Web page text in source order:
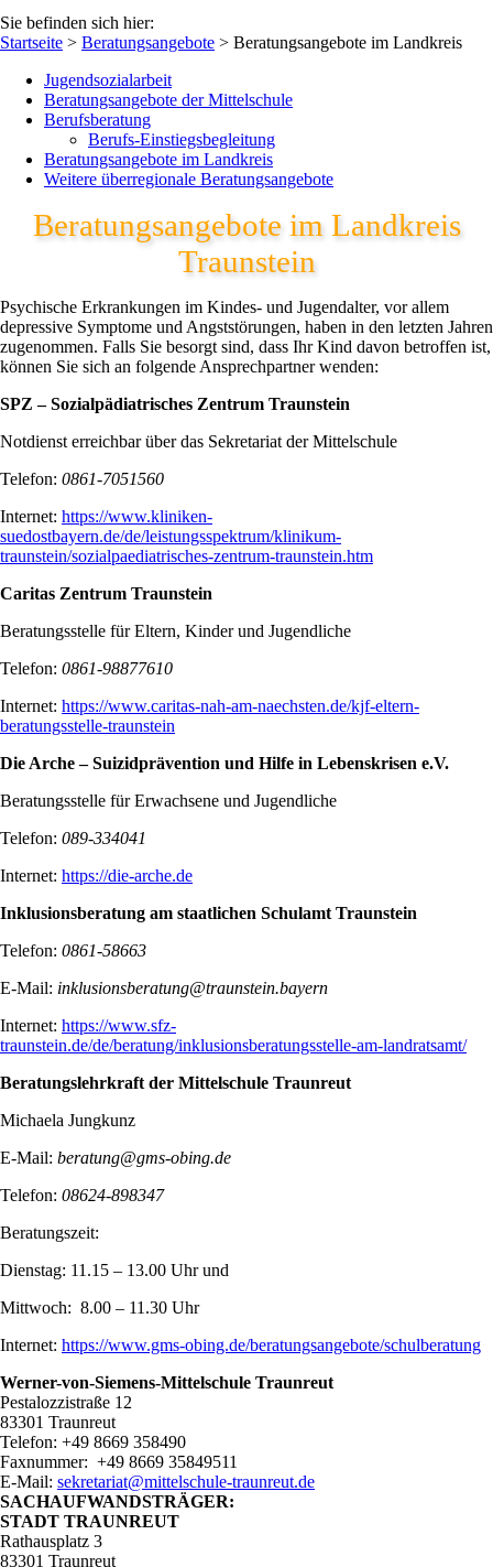
Sie befinden sich hier:
Startseite > Beratungsangebote > Beratungsangebote im Landkreis
Jugendsozialarbeit
Beratungsangebote der Mittelschule
Berufsberatung
Berufs-Einstiegsbegleitung
Beratungsangebote im Landkreis
Weitere überregionale Beratungsangebote
Beratungsangebote im Landkreis
Traunstein
Psychische Erkrankungen im Kindes- und Jugendalter, vor allem
depressive Symptome und Angststörungen, haben in den letzten Jahren
zugenommen. Falls Sie besorgt sind, dass Ihr Kind davon betroffen ist,
können Sie sich an folgende Ansprechpartner wenden:
SPZ – Sozialpädiatrisches Zentrum Traunstein
Notdienst erreichbar über das Sekretariat der Mittelschule
Telefon: 0861-7051560
Internet: https://www.kliniken-
suedostbayern.de/de/leistungsspektrum/klinikum-
traunstein/sozialpaediatrisches-zentrum-traunstein.htm
Caritas Zentrum Traunstein
Beratungsstelle für Eltern, Kinder und Jugendliche
Telefon: 0861-98877610
Internet: https://www.caritas-nah-am-naechsten.de/kjf-eltern-
beratungsstelle-traunstein
Die Arche – Suizidprävention und Hilfe in Lebenskrisen e.V.
Beratungsstelle für Erwachsene und Jugendliche
Telefon: 089-334041
Internet: https://die-arche.de
Inklusionsberatung am staatlichen Schulamt Traunstein
Telefon: 0861-58663
E-Mail: inklusionsberatung@traunstein.bayern
Internet: https://www.sfz-
traunstein.de/de/beratung/inklusionsberatungsstelle-am-landratsamt/
Beratungslehrkraft der Mittelschule Traunreut
Michaela Jungkunz
E-Mail: beratung@gms-obing.de
Telefon: 08624-898347
Beratungszeit:
Dienstag: 11.15 – 13.00 Uhr und
Mittwoch: 8.00 – 11.30 Uhr
Internet: https://www.gms-obing.de/beratungsangebote/schulberatung
Werner-von-Siemens-Mittelschule Traunreut
Pestalozzistraße 12
83301 Traunreut
Telefon: +49 8669 358490
Faxnummer: +49 8669 35849511
E‑Mail: sekretariat@mittelschule-traunreut.de
SACHAUFWANDSTRÄGER:
STADT TRAUNREUT
Rathausplatz 3
83301 Traunreut